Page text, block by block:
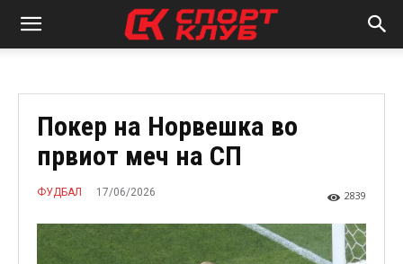
Покер на Норвешка во
првиот меч на СП
ФУДБАЛ 17/06/2026 2839